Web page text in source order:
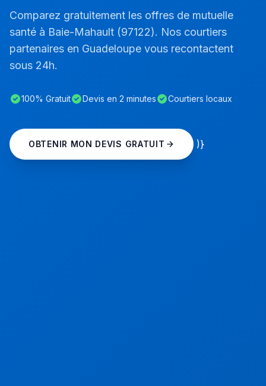
Comparez gratuitement les offres de mutuelle
santé à Baie-Mahault (97122). Nos courtiers
partenaires en Guadeloupe vous recontactent
sous 24h.
100% Gratuit Devis en 2 minutes Courtiers locaux
OBTENIR MON DEVIS GRATUIT )}